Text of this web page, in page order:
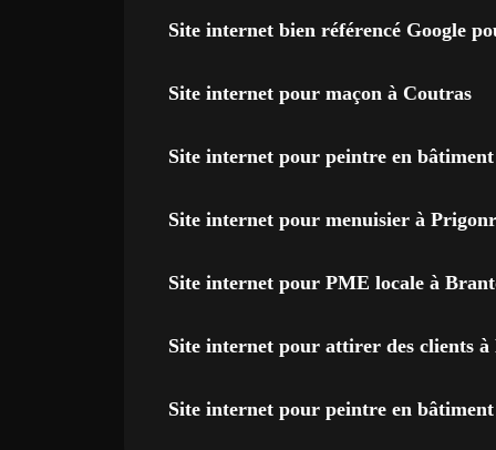
Site internet bien référencé Google
Site internet pour maçon à Coutras
Site internet pour peintre en
Site internet pour menuisier à
Site internet pour PME locale à
Site internet pour attirer des clients
Site internet pour peintre en bâtiment